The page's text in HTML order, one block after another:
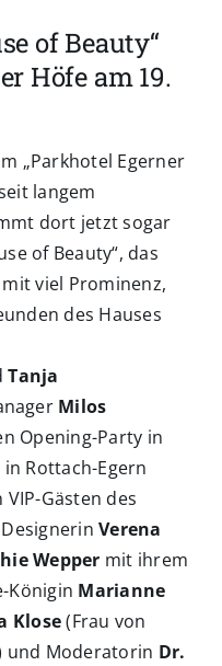
of Beauty“
Höfe am 19.
„Parkhotel Egerner
langem
dort jetzt sogar
of Beauty“, das
viel Prominenz,
des Hauses
Tanja
Milos
Opening-Party in
Rottach-Egern
Gästen des
DesignerinVerena
Wepper mit ihrem
Königin Marianne
Klose(Frau von
und Moderatorin Dr.